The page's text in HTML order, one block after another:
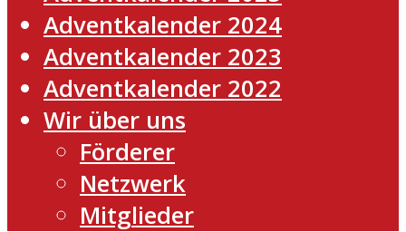
Adventkalender 2024
Adventkalender 2023
Adventkalender 2022
Wir über uns
Förderer
Netzwerk
Mitglieder